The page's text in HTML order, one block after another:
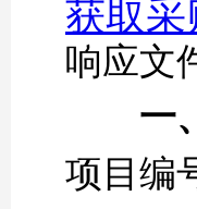
获取采
响应文
一
项目编